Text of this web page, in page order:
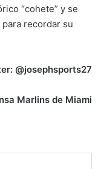
“cohete” y se
recordar su
@josephsports27
Marlins de Miami